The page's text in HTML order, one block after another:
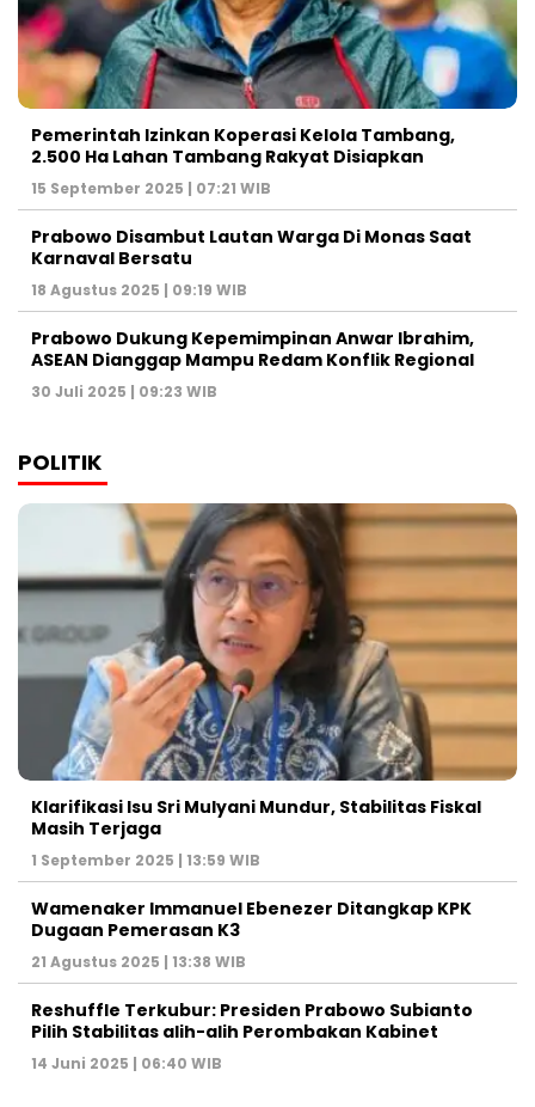
Pemerintah Izinkan Koperasi Kelola Tambang,
2.500 Ha Lahan Tambang Rakyat Disiapkan
15 September 2025 | 07:21 WIB
Prabowo Disambut Lautan Warga Di Monas Saat
Karnaval Bersatu
18 Agustus 2025 | 09:19 WIB
Prabowo Dukung Kepemimpinan Anwar Ibrahim,
ASEAN Dianggap Mampu Redam Konflik Regional
30 Juli 2025 | 09:23 WIB
POLITIK
Klarifikasi Isu Sri Mulyani Mundur, Stabilitas Fiskal
Masih Terjaga
1 September 2025 | 13:59 WIB
Wamenaker Immanuel Ebenezer Ditangkap KPK
Dugaan Pemerasan K3
21 Agustus 2025 | 13:38 WIB
Reshuffle Terkubur: Presiden Prabowo Subianto
Pilih Stabilitas alih-alih Perombakan Kabinet
14 Juni 2025 | 06:40 WIB